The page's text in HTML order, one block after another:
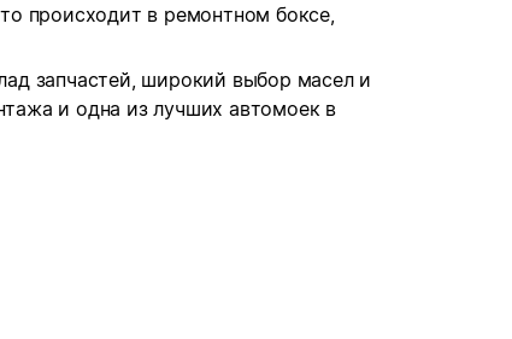
происходит в ремонтном боксе,
запчастей, широкий выбор масел и
и одна из лучших автомоек в